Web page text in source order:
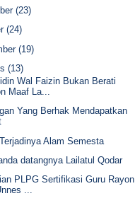
(23)
(24)
(19)
(13)
Wal Faizin Bukan Berati
Maaf La...
Yang Berhak Mendapatkan
Alam Semesta
datangnya Lailatul Qodar
PLPG Sertifikasi Guru Rayon
...